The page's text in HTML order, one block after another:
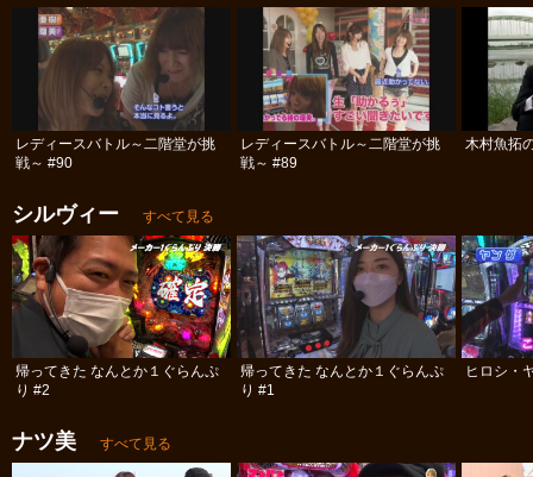
レディースバトル～二階堂が挑
戦～ #90
レディースバトル～二階堂が挑
戦～ #89
木村魚拓
シルヴィー すべて見る
帰ってきた なんとか１ぐらんぷ
り #2
帰ってきた なんとか１ぐらんぷ
り #1
ヒロシ・
ナツ美 すべて見る